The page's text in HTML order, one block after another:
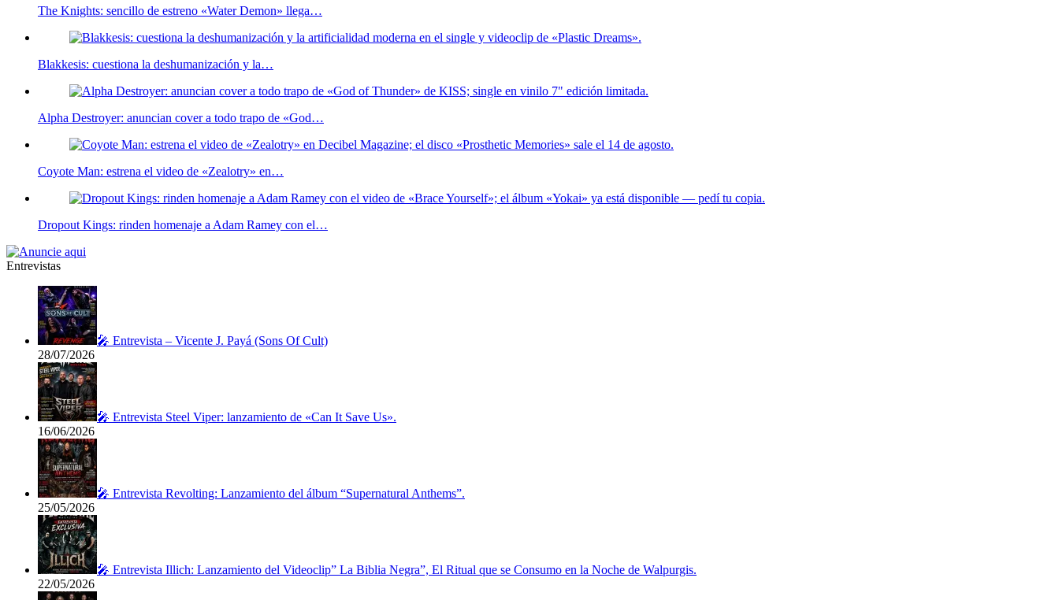
The Knights: sencillo de estreno «Water Demon» llega…
Blakkesis: cuestiona la deshumanización y la…
Alpha Destroyer: anuncian cover a todo trapo de «God…
Coyote Man: estrena el video de «Zealotry» en…
Dropout Kings: rinden homenaje a Adam Ramey con el…
Entrevistas
🎤 Entrevista – Vicente J. Payá (Sons Of Cult)
28/07/2026
🎤 Entrevista Steel Viper: lanzamiento de «Can It Save Us».
16/06/2026
🎤 Entrevista Revolting: Lanzamiento del álbum “Supernatural Anthems”.
25/05/2026
🎤 Entrevista Illich: Lanzamiento del Videoclip” La Biblia Negra”, El Ritual que se Consumo en la Noche de Walpurgis.
22/05/2026